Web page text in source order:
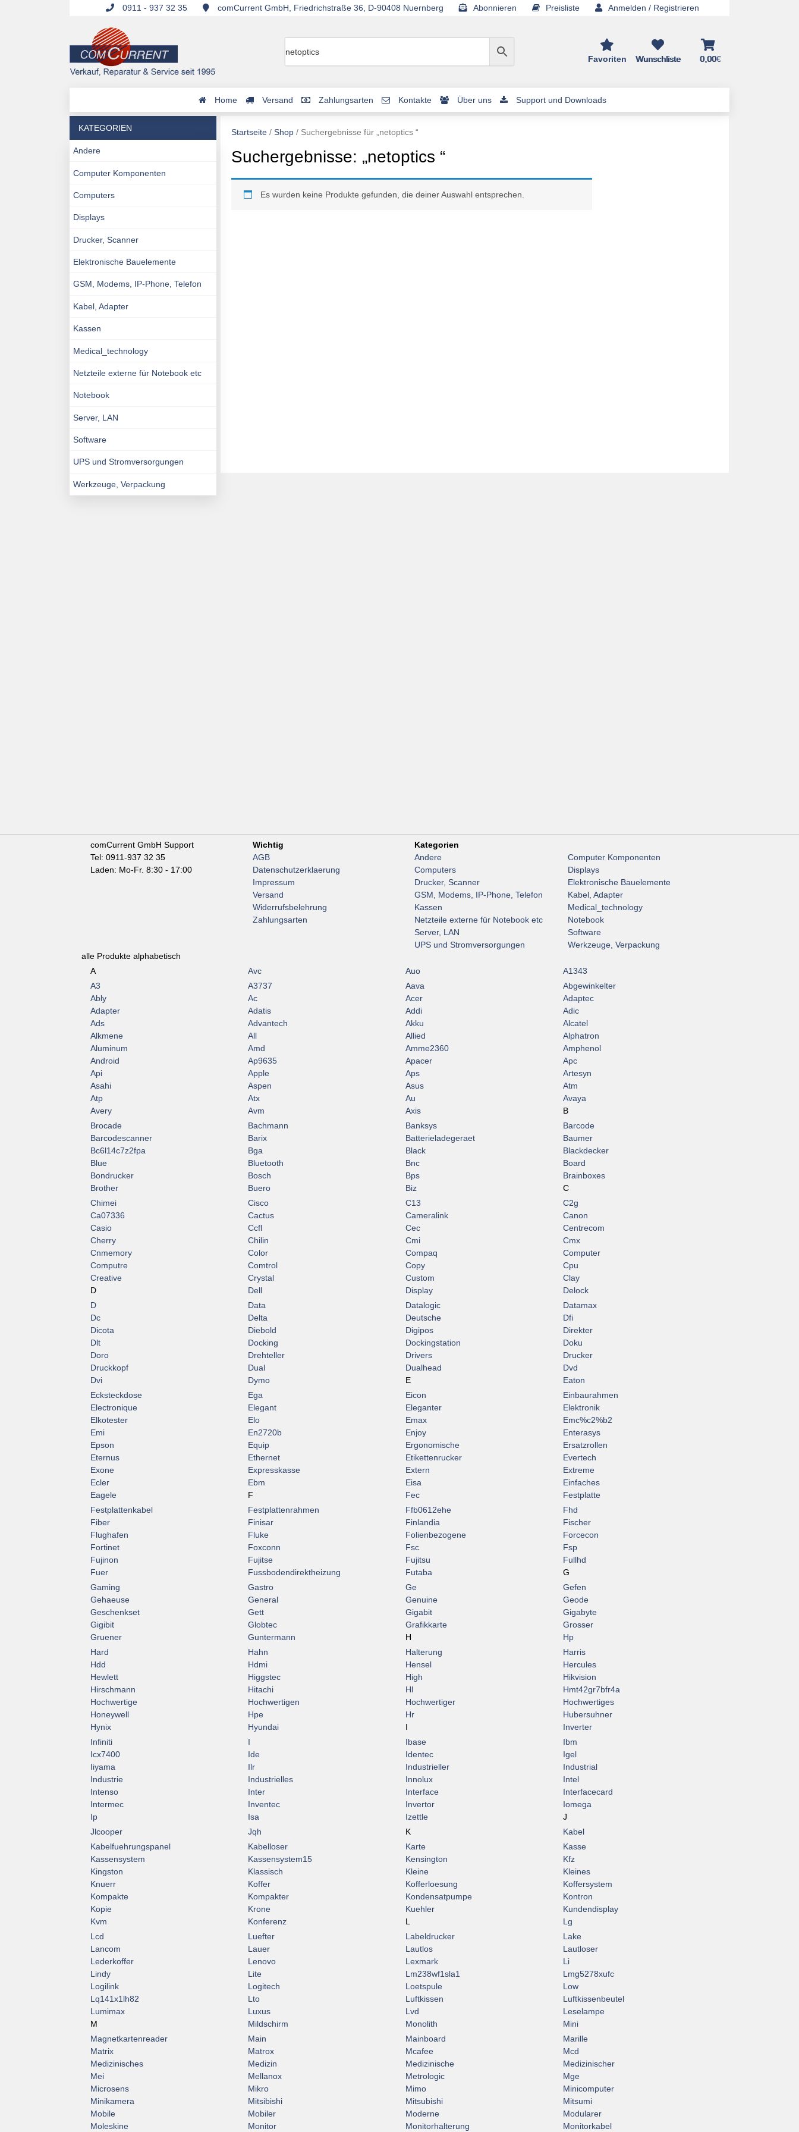
0911 - 937 32 35 comCurrent GmbH, Friedrichstraße 36, D-90408 Nuernberg Abonnieren Preisliste Anmelden / Registrieren
Favoriten Wunschliste 0,00€
Home Versand Zahlungsarten Kontakte Über uns Support und Downloads
KATEGORIEN
Andere
Computer Komponenten
Computers
Displays
Drucker, Scanner
Elektronische Bauelemente
GSM, Modems, IP-Phone, Telefon
Kabel, Adapter
Kassen
Medical_technology
Netzteile externe für Notebook etc
Notebook
Server, LAN
Software
UPS und Stromversorgungen
Werkzeuge, Verpackung
Startseite/ Shop/ Suchergebnisse für „netoptics “
Suchergebnisse: „netoptics “
Es wurden keine Produkte gefunden, die deiner Auswahl entsprechen.
comCurrent GmbH Support
Tel: 0911-937 32 35
Laden: Mo-Fr. 8:30 - 17:00
Wichtig
AGB
Datenschutzerklaerung
Impressum
Versand
Widerrufsbelehrung
Zahlungsarten
Kategorien
Andere
Computer Komponenten
Computers
Displays
Drucker, Scanner
Elektronische Bauelemente
GSM, Modems, IP-Phone, Telefon
Kabel, Adapter
Kassen
Medical_technology
Netzteile externe für Notebook etc
Notebook
Server, LAN
Software
UPS und Stromversorgungen
Werkzeuge, Verpackung
alle Produkte alphabetisch
A
Avc Auo
A1343
A3
A3737 Aava
Abgewinkelter
Ably
Ac Acer
Adaptec
Adapter
Adatis Addi
Adic
Ads
Advantech Akku
Alcatel
Alkmene
All Allied
Alphatron
Aluminum
Amd Amme2360
Amphenol
Android
Ap9635 Apacer
Apc
Api
Apple Aps
Artesyn
Asahi
Aspen Asus
Atm
Atp
Atx Au
Avaya
Avery
Avm Axis
B
Brocade
Bachmann Banksys
Barcode
Barcodescanner
Barix Batterieladegeraet
Baumer
Bc6l14c7z2fpa
Bga Black
Blackdecker
Blue
Bluetooth Bnc
Board
Bondrucker
Bosch Bps
Brainboxes
Brother
Buero Biz
C
Chimei
Cisco C13
C2g
Ca07336
Cactus Cameralink
Canon
Casio
Ccfl Cec
Centrecom
Cherry
Chilin Cmi
Cmx
Cnmemory
Color Compaq
Computer
Computre
Comtrol Copy
Cpu
Creative
Crystal Custom
Clay
D
Dell Display
Delock
D
Data Datalogic
Datamax
Dc
Delta Deutsche
Dfi
Dicota
Diebold Digipos
Direkter
Dlt
Docking Dockingstation
Doku
Doro
Drehteller Drivers
Drucker
Druckkopf
Dual Dualhead
Dvd
Dvi
Dymo E
Eaton
Ecksteckdose
Ega Eicon
Einbaurahmen
Electronique
Elegant Eleganter
Elektronik
Elkotester
Elo Emax
Emc%c2%b2
Emi
En2720b Enjoy
Enterasys
Epson
Equip Ergonomische
Ersatzrollen
Eternus
Ethernet Etikettenrucker
Evertech
Exone
Expresskasse Extern
Extreme
Ecler
Ebm Eisa
Einfaches
Eagele
F Fec
Festplatte
Festplattenkabel
Festplattenrahmen Ffb0612ehe
Fhd
Fiber
Finisar Finlandia
Fischer
Flughafen
Fluke Folienbezogene
Forcecon
Fortinet
Foxconn Fsc
Fsp
Fujinon
Fujitse Fujitsu
Fullhd
Fuer
Fussbodendirektheizung Futaba
G
Gaming
Gastro Ge
Gefen
Gehaeuse
General Genuine
Geode
Geschenkset
Gett Gigabit
Gigabyte
Gigibit
Globtec Grafikkarte
Grosser
Gruener
Guntermann H
Hp
Hard
Hahn Halterung
Harris
Hdd
Hdmi Hensel
Hercules
Hewlett
Higgstec High
Hikvision
Hirschmann
Hitachi Hl
Hmt42gr7bfr4a
Hochwertige
Hochwertigen Hochwertiger
Hochwertiges
Honeywell
Hpe Hr
Hubersuhner
Hynix
Hyundai I
Inverter
Infiniti
I Ibase
Ibm
Icx7400
Ide Identec
Igel
Iiyama
Ilr Industrieller
Industrial
Industrie
Industrielles Innolux
Intel
Intenso
Inter Interface
Interfacecard
Intermec
Inventec Invertor
Iomega
Ip
Isa Izettle
J
Jlcooper
Jqh K
Kabel
Kabelfuehrungspanel
Kabelloser Karte
Kasse
Kassensystem
Kassensystem15 Kensington
Kfz
Kingston
Klassisch Kleine
Kleines
Knuerr
Koffer Kofferloesung
Koffersystem
Kompakte
Kompakter Kondensatpumpe
Kontron
Kopie
Krone Kuehler
Kundendisplay
Kvm
Konferenz L
Lg
Lcd
Luefter Labeldrucker
Lake
Lancom
Lauer Lautlos
Lautloser
Lederkoffer
Lenovo Lexmark
Li
Lindy
Lite Lm238wf1sla1
Lmg5278xufc
Logilink
Logitech Loetspule
Low
Lq141x1lh82
Lto Luftkissen
Luftkissenbeutel
Lumimax
Luxus Lvd
Leselampe
M
Mildschirm Monolith
Mini
Magnetkartenreader
Main Mainboard
Marille
Matrix
Matrox Mcafee
Mcd
Medizinisches
Medizin Medizinische
Medizinischer
Mei
Mellanox Metrologic
Mge
Microsens
Mikro Mimo
Minicomputer
Minikamera
Mitsibishi Mitsubishi
Mitsumi
Mobile
Mobiler Moderne
Modularer
Moleskine
Monitor Monitorhalterung Monitorkabel